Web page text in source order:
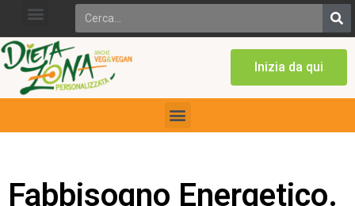
Inizia da qui
Fabbisogno Energetico.